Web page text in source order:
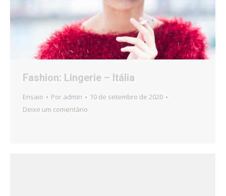
Fashion: Lingerie – Itália
Ensaio Por admin
10 de setembro de 2020
Deixe um comentário